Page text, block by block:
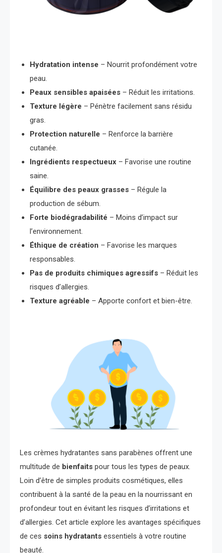
Hydratation intense – Nourrit profondément votre
peau.
Peaux sensibles apaisées – Réduit les irritations.
Texture légère – Pénètre facilement sans résidu
gras.
Protection naturelle – Renforce la barrière
cutanée.
Ingrédients respectueux – Favorise une routine
saine.
Équilibre des peaux grasses – Régule la
production de sébum.
Forte biodégradabilité – Moins d’impact sur
l’environnement.
Éthique de création – Favorise les marques
responsables.
Pas de produits chimiques agressifs – Réduit les
risques d’allergies.
Texture agréable – Apporte confort et bien-être.
Les crèmes hydratantes sans parabènes offrent une
multitude de bienfaits pour tous les types de peaux.
Loin d’être de simples produits cosmétiques, elles
contribuent à la santé de la peau en la nourrissant en
profondeur tout en évitant les risques d’irritations et
d’allergies. Cet article explore les avantages spécifiques
de ces soins hydratants essentiels à votre routine
beauté.